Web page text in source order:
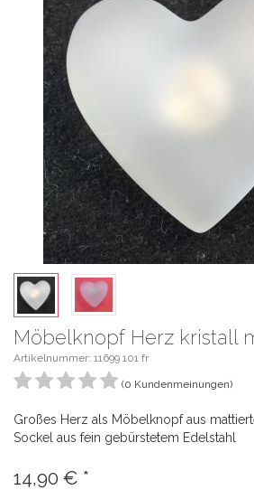
Möbelknopf Herz kristall
Artikelnummer: 11699 101 fr
(0 Kundenmeinungen)
Großes Herz als Möbelknopf aus
Sockel aus fein gebürstetem Edelstahl
14,90 € *